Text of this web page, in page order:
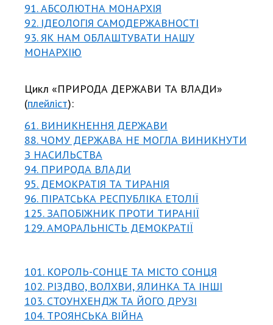
91. АБСОЛЮТНА МОНАРХІЯ
92. ІДЕОЛОГІЯ САМОДЕРЖАВНОСТІ
93. ЯК НАМ ОБЛАШТУВАТИ НАШУ
МОНАРХІЮ
Цикл «ПРИРОДА ДЕРЖАВИ ТА ВЛАДИ»
(плейліст):
61. ВИНИКНЕННЯ ДЕРЖАВИ
88. ЧОМУ ДЕРЖАВА НЕ МОГЛА ВИНИКНУТИ
З НАСИЛЬСТВА
94. ПРИРОДА ВЛАДИ
95. ДЕМОКРАТІЯ ТА ТИРАНІЯ
96. ПІРАТСЬКА РЕСПУБЛІКА ЕТОЛІЇ
125. ЗАПОБІЖНИК ПРОТИ ТИРАНІЇ
129. АМОРАЛЬНІСТЬ ДЕМОКРАТІЇ
101. КОРОЛЬ-СОНЦЕ ТА МІСТО СОНЦЯ
102. РІЗДВО, ВОЛХВИ, ЯЛИНКА ТА ІНШІ
103. СТОУНХЕНДЖ ТА ЙОГО ДРУЗІ
104. ТРОЯНСЬКА ВІЙНА